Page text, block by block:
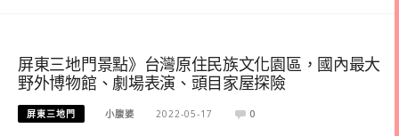
屏東三地門景點》台灣原住民族文化園區，國內最大
野外博物館、劇場表演、頭目家屋探險
屏東三地門 小腹婆 2022-05-17 0